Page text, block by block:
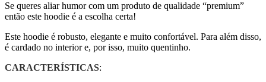
Se queres aliar humor com um produto de qualidade “premium”
então este hoodie é a escolha certa!
Este hoodie é robusto, elegante e muito confortável. Para além disso,
é cardado no interior e, por isso, muito quentinho.
CARACTERÍSTICAS: